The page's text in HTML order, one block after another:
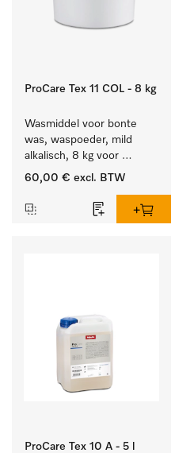
ProCare Tex 11 COL - 8 kg
Wasmiddel voor bonte
was, waspoeder, mild
alkalisch, 8 kg voor
behoud van kleur en
was.
60,00 € excl. BTW
ProCare Tex 10 A - 5 l